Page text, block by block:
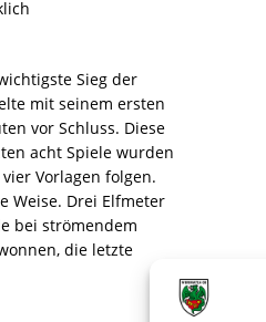
Sieg der
mit seinem ersten
vor Schluss. Diese
acht Spiele wurden
Vorlagen folgen.
Weise. Drei Elfmeter
bei strömendem
die letzte